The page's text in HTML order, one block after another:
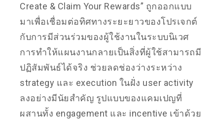
Create & Claim Your Rewards” ถูกออกแบบ
มาเพื่อเชื่อมต่อทิศทางระยะยาวของโปรเจกต์
กับการมีส่วนร่วมของผู้ใช้งานในระบบนิเวศ
การทำให้แผนงานกลายเป็นสิ่งที่ผู้ใช้สามารถมี
ปฏิสัมพันธ์ได้จริง ช่วยลดช่องว่างระหว่าง
strategy และ execution ในฝั่ง user activity
ลงอย่างมีนัยสำคัญ รูปแบบของแคมเปญที่
ผสานทั้ง engagement และ incentive เข้าด้วย